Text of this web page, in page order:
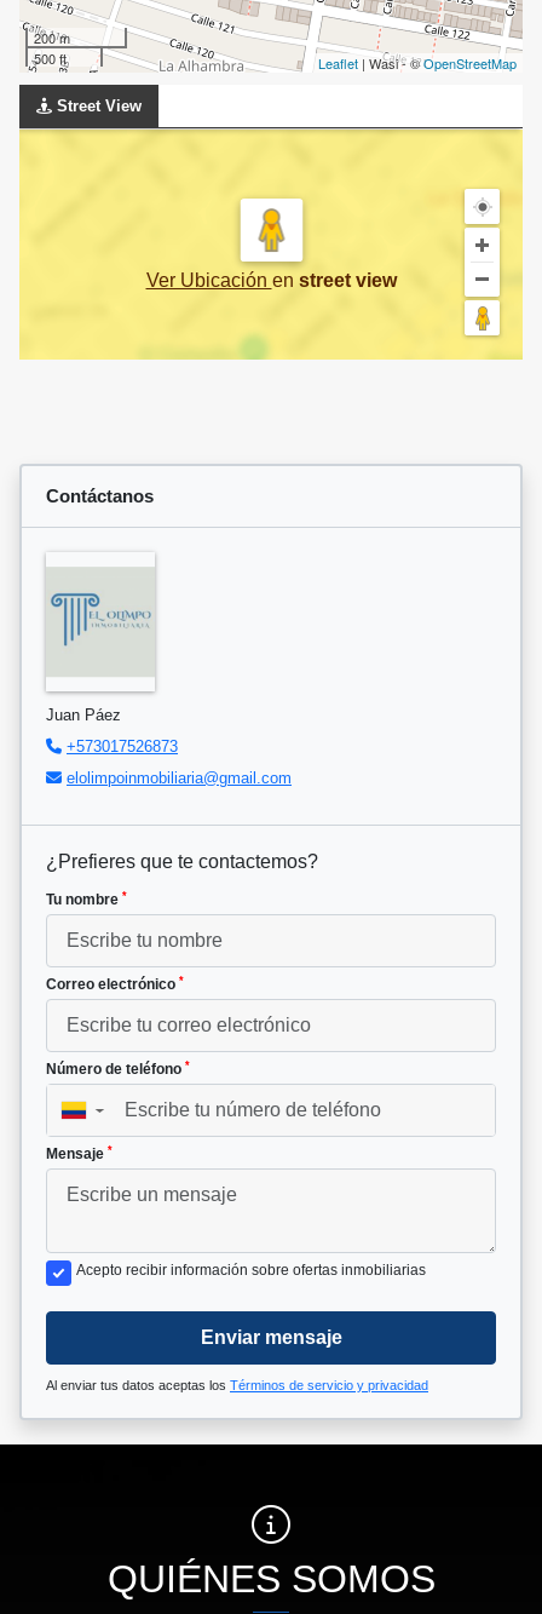
200 m
500 ft
Leaflet | Wasi - ©OpenStreetMap
Street View
Ver Ubicación en street view
Contáctanos
Juan Páez
+573017526873
elolimpoinmobiliaria@gmail.com
¿Prefieres que te contactemos?
Tu nombre *
Correo electrónico *
Número de teléfono *
▼
Mensaje *
Acepto recibir información sobre ofertas inmobiliarias
Enviar mensaje
Al enviar tus datos aceptas los Términos de servicio y privacidad
QUIÉNES SOMOS